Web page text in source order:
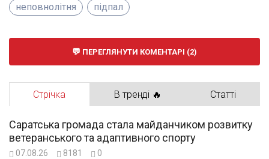
неповнолітня
підпал
ПЕРЕГЛЯНУТИ КОМЕНТАРІ (2)
Стрічка В тренді 🔥 Статті
Саратська громада стала майданчиком розвитку
ветеранського та адаптивного спорту
07.08.26 8181 0